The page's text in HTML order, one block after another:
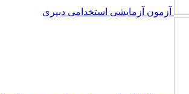
آزمون آزمایشی استخدامی دبیری